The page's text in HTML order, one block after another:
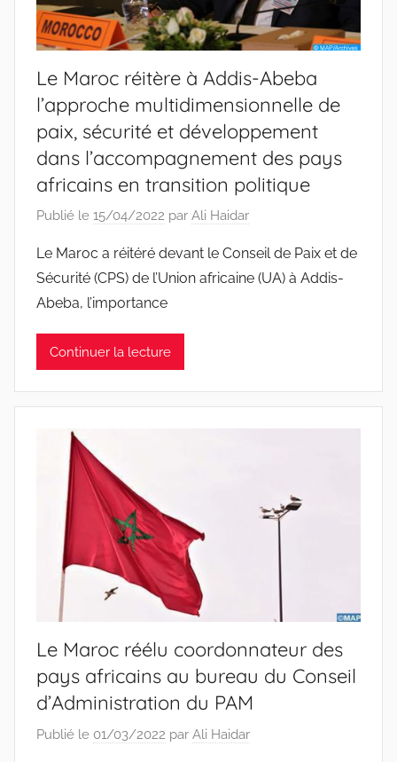
Le Maroc réitère à Addis-Abeba
l’approche multidimensionnelle de
paix, sécurité et développement
dans l’accompagnement des pays
africains en transition politique
Publié le 15/04/2022 par Ali Haidar
Le Maroc a réitéré devant le Conseil de Paix et de
Sécurité (CPS) de l’Union africaine (UA) à Addis-
Abeba, l’importance
Continuer la lecture
Le Maroc réélu coordonnateur des
pays africains au bureau du Conseil
d’Administration du PAM
Publié le 01/03/2022 par Ali Haidar